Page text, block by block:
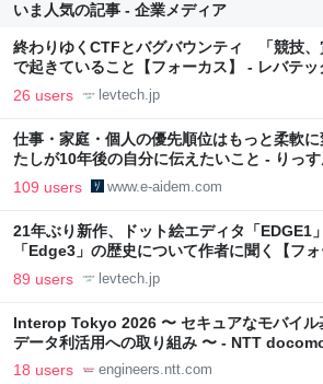
いま人気の記事 - 企業メディア
終わりゆくCTFとバグバウンティ 「競技、
で起きていること【フォーカス】 - レバテ
26 users levtech.jp
仕事・家庭・個人の優先順位はもっと柔軟
たしが10年後の自分に伝えたいこと - りっ
109 users www.e-aidem.com
21年ぶり新作、ドット絵エディタ「EDGE1
「Edge3」の歴史について作者に聞く【フ
LAB
89 users levtech.jp
Interop Tokyo 2026 〜 セキュアなモバイル
データ利活用への取り組み 〜 - NTT
Engineers' Blog
18 users engineers.ntt.com